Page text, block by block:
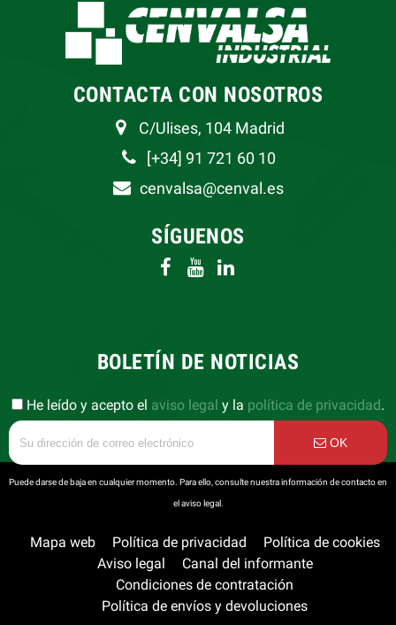
CONTACTA CON NOSOTROS
C/Ulises, 104 Madrid
[+34] 91 721 60 10
cenvalsa@cenval.es
SÍGUENOS
BOLETÍN DE NOTICIAS
He leído y acepto el aviso legal y la política de privacidad.
OK
Puede darse de baja en cualquier momento. Para ello, consulte nuestra información de contacto en
el aviso legal.
Mapa web Política de privacidad
Política de cookies
Aviso legal
Canal del informante
Condiciones de contratación
Política de envíos y devoluciones